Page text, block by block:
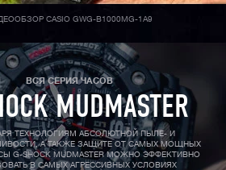
CASIO GWG-B1000MG-1A9
ВСЯ СЕРИЯ ЧАСОВ
MUDMASTER
ТЕХНОЛОГИЯМ АБСОЛЮТНОЙ ПЫЛЕ- И
А ТАКЖЕ ЗАЩИТЕ ОТ САМЫХ МОЩНЫХ
G-SHOCK MUDMASTER МОЖНО ЭФФЕКТИВНО
В САМЫХ АГРЕССИВНЫХ УСЛОВИЯХ